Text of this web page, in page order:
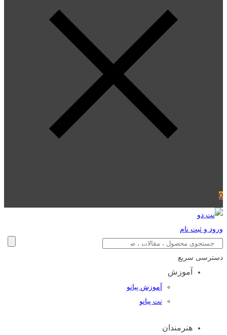
0
ورود و ثبت نام
دسترسی سریع
آموزش
آموزش پیانو
نت پیانو
هنرمندان